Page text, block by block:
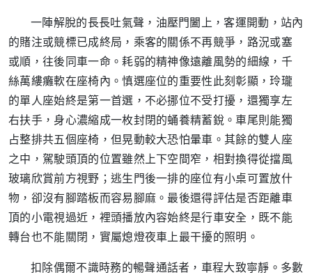
一陣解脫的長長吐氣聲，油壓門闔上，客運開動，站內
的賭注或競標已成終局，乘客的關係不再競爭，路況或塞
或順，往後同車一命。耗弱的精神像遠離風勢的細線，千
絲萬縷癱軟在座椅內。慎選座位的重要性此刻彰顯，玲瓏
的單人座始終是第一首選，不必挪位不受打擾，還獨享左
右扶手，身心濃縮成一枚封閉的蛹養精蓄銳。車尾則能獨
占整排共五個座椅，但晃動較大恐怕暈車。其餘的雙人座
之中，駕駛頭頂的位置雖然上下空間窄，相對換得從擋風
玻璃欣賞前方視野；逃生門後一排的座位有小桌可置放什
物，卻沒有腳踏板而容易腳麻。最後還得評估是否距離車
頂的小電視過近，裡頭播放內容始終是行車安全，既不能
轉台也不能關閉，實屬熄燈夜車上最干擾的照明。
扣除偶爾不識時務的暢聲通話者，車程大致寧靜。多數